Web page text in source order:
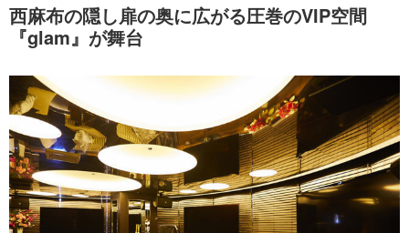
西麻布の隠し扉の奥に広がる圧巻のVIP空間
『glam』が舞台